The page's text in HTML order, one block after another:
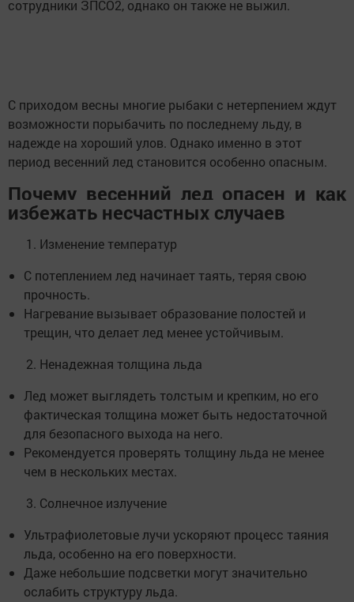
сотрудники ЗПСО2, однако он также не выжил.
С приходом весны многие рыбаки с нетерпением ждут
возможности порыбачить по последнему льду, в
надежде на хороший улов. Однако именно в этот
период весенний лед становится особенно опасным.
Почему весенний лед опасен и как
избежать несчастных случаев
Изменение температур
С потеплением лед начинает таять, теряя свою
прочность.
Нагревание вызывает образование полостей и
трещин, что делает лед менее устойчивым.
Ненадежная толщина льда
Лед может выглядеть толстым и крепким, но его
фактическая толщина может быть недостаточной
для безопасного выхода на него.
Рекомендуется проверять толщину льда не менее
чем в нескольких местах.
Солнечное излучение
Ультрафиолетовые лучи ускоряют процесс таяния
льда, особенно на его поверхности.
Даже небольшие подсветки могут значительно
ослабить структуру льда.